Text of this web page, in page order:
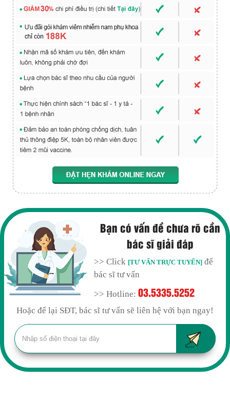
Bạn có vấn đề chưa rõ cần
bác sĩ giải đáp
>> Click [TƯ VẤN TRỰC TUYẾN] để
bác sĩ tư vấn
>> Hotline:03.5335.5252
Hoặc để lại SĐT, bác sĩ tư vấn sẽ liên hệ với bạn ngay!